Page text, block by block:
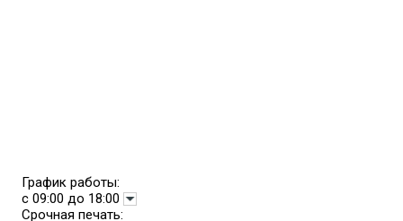
График работы:
с 09:00 до 18:00
Срочная печать: